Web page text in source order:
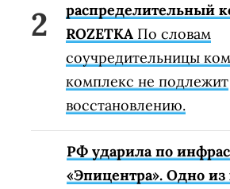
распределительный
ROZETKA По словам
соучредительницы
комплекс не подлежит
восстановлению.
РФ ударила по
«Эпицентра». Одно